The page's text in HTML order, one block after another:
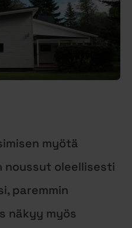
myötä
noussut oleellisesti
paremmin
näkyy myös